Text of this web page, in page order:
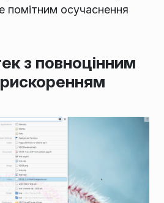
помітним осучаснення
з повноцінним